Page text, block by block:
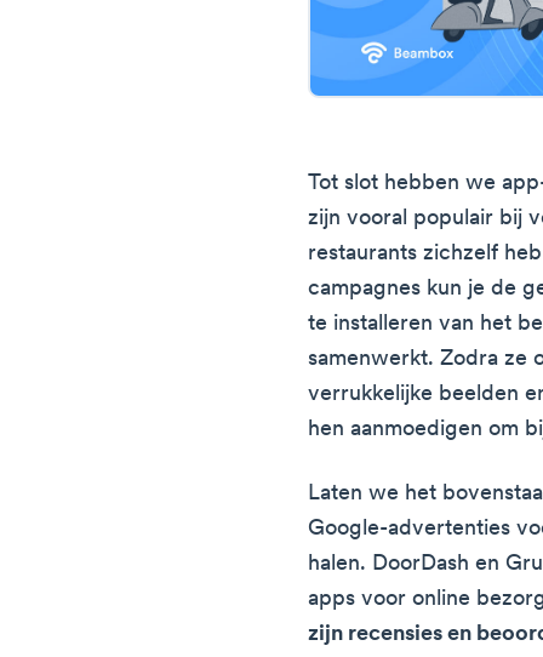
Tot slot hebben we
zijn vooral populair bij
restaurants zichzelf
campagnes kun je de
te installeren van het
samenwerkt. Zodra ze
verrukkelijke beelden
hen aanmoedigen om
Laten we het
Google-advertenties
halen. DoorDash en
apps voor online
zijn recensies en